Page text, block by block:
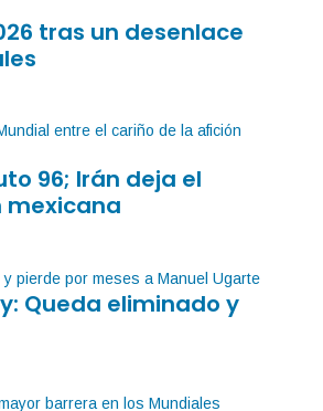
tras un desenlace
96; Irán deja el
mexicana
Queda eliminado y